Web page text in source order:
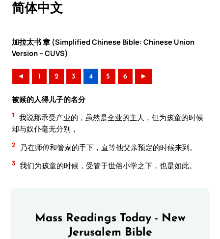
简体中文
加拉太书 章 (Simplified Chinese Bible: Chinese Union
Version – CUVS)
◄ 1 2 3 4 5 6 ►
被赎的人得儿子的名分
1
我说那承受产业的，虽然是全业的主人，但为孩童的时候
却与奴仆毫无分别，
2 乃在师傅和管家的手下，直等他父亲预定的时候来到。
3 我们为孩童的时候，受管于世俗小学之下，也是如此。
Mass Readings Today - New
Jerusalem Bible